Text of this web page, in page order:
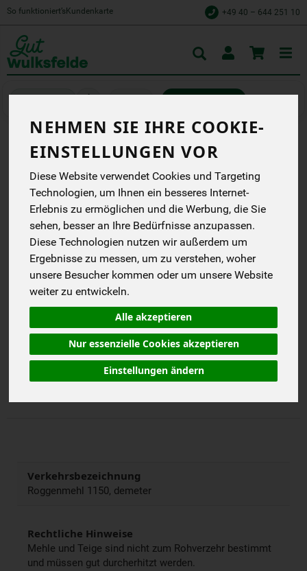
NEHMEN SIE IHRE COOKIE-
EINSTELLUNGEN VOR
Diese Website verwendet Cookies und Targeting
Technologien, um Ihnen ein besseres Internet-
Erlebnis zu ermöglichen und die Werbung, die Sie
sehen, besser an Ihre Bedürfnisse anzupassen.
Diese Technologien nutzen wir außerdem um
Ergebnisse zu messen, um zu verstehen, woher
unsere Besucher kommen oder um unsere Website
weiter zu entwickeln.
Alle akzeptieren
Nur essenzielle Cookies akzeptieren
Einstellungen ändern
So funktioniert’s Kundenkarte +49 40 – 644 251 10
ROGGENMEHL 1150
Für herzhafte Brote und
Brötchen
Spielberger
DD
2,69 € / 1 kg
1 kg
Anzahl
Verkehrsbezeichnung
Roggenmehl 1150, demeter
Rechtliche Hinweise
Mehle und Teige sind nicht zum Rohverzehr bestimmt
und müssen gut durcherhitzt werden.
Toggle
cart